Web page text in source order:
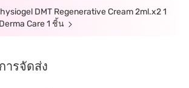
DMT Regenerative Cream 2ml.x2 1
Care 1 ชิ้น
ารจัดส่ง